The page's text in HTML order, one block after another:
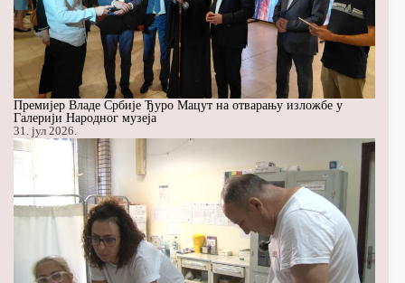
Премијер Владе Србије Ђуро Мацут на отварању изложбе у
Галерији Народног музеја
31. јул 2026.